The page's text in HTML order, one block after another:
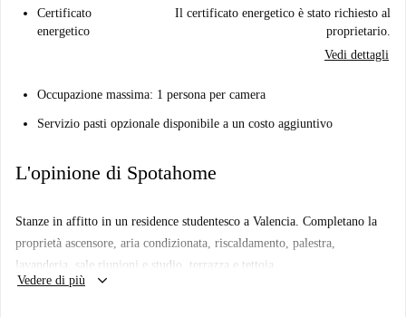
Certificato
energetico
Il certificato energetico è stato richiesto al
proprietario.
Vedi dettagli
Occupazione massima: 1 persona per camera
Servizio pasti opzionale disponibile a un costo aggiuntivo
L'opinione di Spotahome
Stanze in affitto in un residence studentesco a Valencia. Completano la
proprietà ascensore, aria condizionata, riscaldamento, palestra,
lavanderia, sale riunioni e studio, terrazza e tettoia.
Vedere di più keyboard_arrow_down